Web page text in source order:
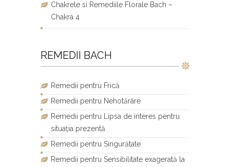
Chakrele si Remediile Florale Bach –
Chakra 4
REMEDII BACH
Remedii pentru Frică
Remedii pentru Nehotărâre
Remedii pentru Lipsa de interes pentru
situația prezentă
Remedii pentru Singurătate
Remedii pentru Sensibilitate exagerată la